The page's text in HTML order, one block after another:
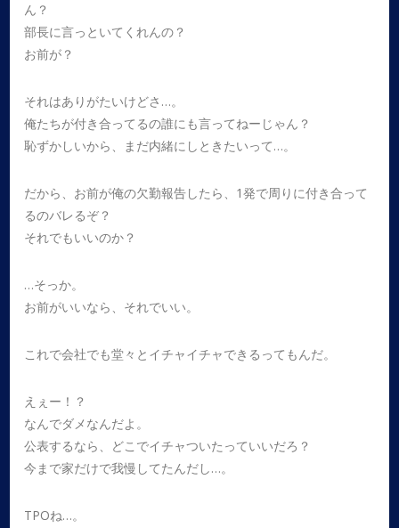
ん？
部長に言っといてくれんの？
お前が？
それはありがたいけどさ…。
俺たちが付き合ってるの誰にも言ってねーじゃん？
恥ずかしいから、まだ内緒にしときたいって…。
だから、お前が俺の欠勤報告したら、1発で周りに付き合って
るのバレるぞ？
それでもいいのか？
…そっか。
お前がいいなら、それでいい。
これで会社でも堂々とイチャイチャできるってもんだ。
えぇー！？
なんでダメなんだよ。
公表するなら、どこでイチャついたっていいだろ？
今まで家だけで我慢してたんだし…。
TPOね…。